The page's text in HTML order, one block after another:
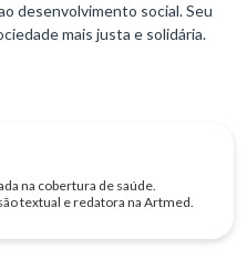
desenvolvimento social. Seu
mais justa e solidária.
na cobertura de saúde.
textual e redatora na Artmed.